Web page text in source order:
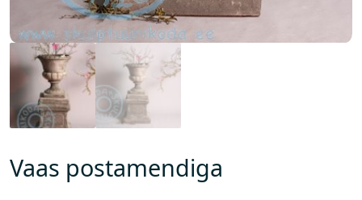
Vaas postamendiga